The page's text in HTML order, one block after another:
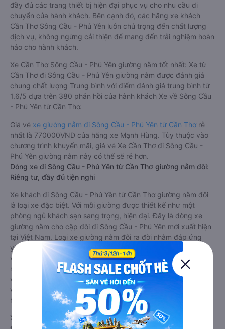
đầy đủ các trang thiết bị hiện đại phục vụ cho nhu cầu di
chuyển của hành khách. Bên cạnh đó, các hãng xe khách
Cần Thơ Sông Cầu - Phú Yên luôn chú trọng đến chất lượng
dịch vụ, không ngừng cải thiện để mang đến trải nghiệm hoàn
hảo cho hành khách.
Xe Cần Thơ Sông Cầu - Phú Yên giường nằm tốt nhất: Xe từ
Cần Thơ đi Sông Cầu - Phú Yên giường nằm được đánh giá
chung chất lượng Trung bình với điểm đánh giá trung bình từ
1.6/5 dựa trên 380 phản hồi của hành khách Xe về Sông Cầu
- Phú Yên từ Cần Thơ.
Giá vé xe giường nằm đi Sông Cầu - Phú Yên từ Cần Thơ rẻ
nhất là 770000VND của hãng xe Mạnh Hùng. Tùy thuộc vào
chương trình khuyến mãi, giá vé Xe Cần Thơ đi Sông Cầu -
Phú Yên giường nằm này có thể sẽ rẻ hơn.
Dòng xe đi Sông Cầu - Phú Yên từ Cần Thơ giường nằm đôi:
Riêng tư, đầy đủ tiện nghi
Xe khách đi Sông Cầu - Phú Yên từ Cần Thơ giường nằm đôi
là loại xe đặc biệt. Với mỗi giường được thiết kế như một
phòng ngủ khách sạn sang trọng, hiện đại. Đây là dòng xe
giường nằm cho cặp đôi đi Sông Cầu - Phú Yên mới xuất hiện
tại Việt Nam. Loại xe giường nằm đôi ra đời nhằm đáp ứng
yêu cầu ngày càng cao của khách hàng về chất lượng dịch
vụ vận tải. So với xe giường nằm thông thường, xe giường
nằm đôi đi Sông Cầu - Phú Yên có nhiều ưu điểm và tiện nghi
vượt trội. Màn hình LCD với hàng nghìn bộ phim giải trí, wifi,
và nước uống và chăn đắp miễn phí phục vụ hành khách suốt
hành trình.
Xe Cần Thơ Sông Cầu - Phú Yên giường nằm đôi tốt nhất: Xe